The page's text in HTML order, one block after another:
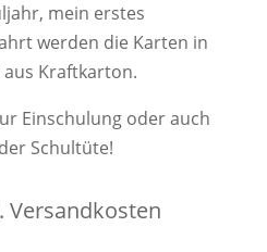
mein erstes
werden die Karten in
Kraftkarton.
Einschulung oder auch
Schultüte!
Versandkosten